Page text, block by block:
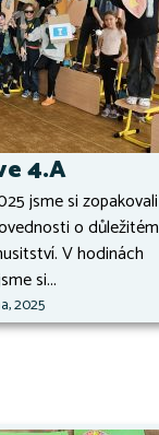
4.A
jsme si zopakovali
o důležitém
V hodinách
si...
2025